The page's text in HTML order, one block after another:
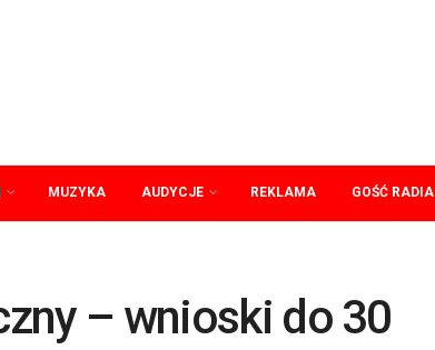
MUZYKA AUDYCJE REKLAMA GOŚĆ RADIA
– wnioski do 30